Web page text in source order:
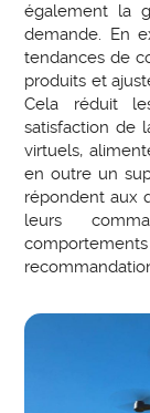
également la
demande. En
tendances de
produits et
Cela réduit
satisfaction de
virtuels,
en outre un
répondent aux
leurs